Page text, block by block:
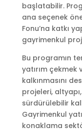
başlatabilir.
ana seçenek
Fonu’na katkı
gayrimenkul
Bu programın
yatırım çekmek
kalkınmasını
projeleri,
sürdürülebilir
Gayrimenkul
konaklama